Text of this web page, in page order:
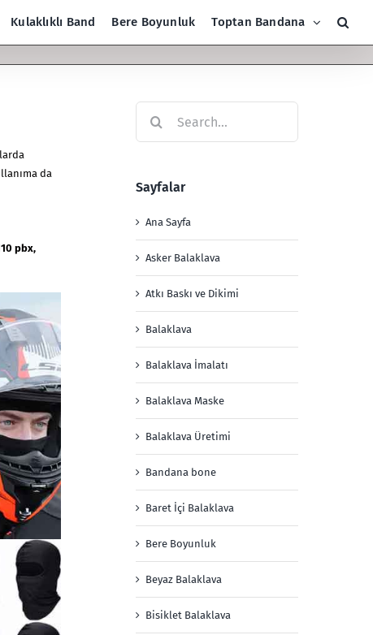
Kulaklıklı Band Bere Boyunluk Toptan Bandana
da
pbx,
Sayfalar
Ana Sayfa
Asker Balaklava
Atkı Baskı ve Dikimi
Balaklava
Balaklava İmalatı
Balaklava Maske
Balaklava Üretimi
Bandana bone
Baret İçi Balaklava
Bere Boyunluk
Beyaz Balaklava
Bisiklet Balaklava